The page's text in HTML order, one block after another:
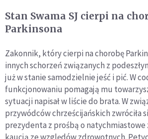
Stan Swama SJ cierpi na
Parkinsona
Zakonnik, który cierpi na chorobę
innych schorzeń związanych z
już w stanie samodzielnie jeść i pić. W
funkcjonowaniu pomagają mu
sytuacji napisał w liście do brata. W
przywódców chrześcijańskich zwróciła
prezydenta z prośbą o natychmiastowe